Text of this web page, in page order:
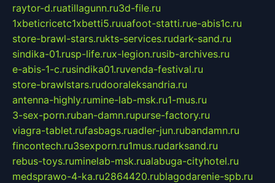
raytor-d.ruatillagunn.ru3d-file.ru
1xbeticricetc1xbetti5.ruuafoot-statti.rue-abis1c.ru
store-brawl-stars.rukts-services.rudark-sand.ru
sindika-01.rusp-life.rux-legion.rusib-archives.ru
e-abis-1-c.rusindika01.ruvenda-festival.ru
store-brawlstars.rudooraleksandria.ru
antenna-highly.rumine-lab-msk.ru1-mus.ru
3-sex-porn.ruban-damn.rupurse-factory.ru
viagra-tablet.rufasbags.ruadler-jun.rubandamn.ru
fincontech.ru3sexporn.ru1mus.rudarksand.ru
rebus-toys.ruminelab-msk.rualabuga-cityhotel.ru
medsprawo-4-ka.ru2864420.rublagodarenie-spb.ru